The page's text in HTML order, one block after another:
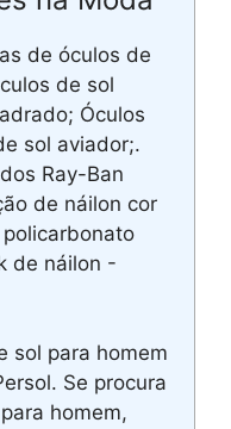
de óculos de
de sol
Óculos
sol aviador;.
Ray-Ban
de náilon cor
de náilon -
sol para homem
Se procura
homem,